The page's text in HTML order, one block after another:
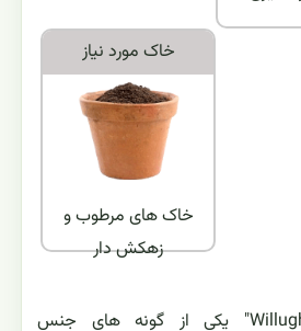
خاک مورد نياز
خاک های مرطوب و
زهکش دار
گیاه "Willughbeia elmerii" یکی از گونه های جنس